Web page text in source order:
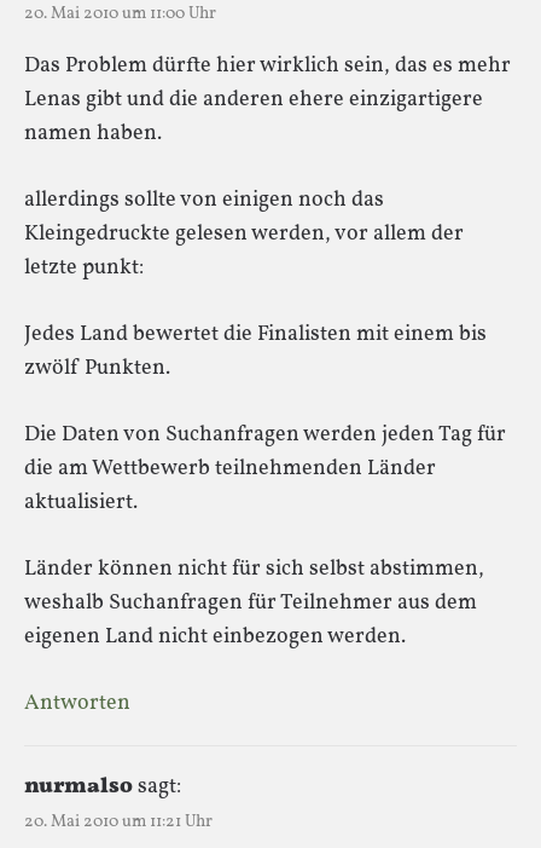
20. Mai 2010 um 11:00 Uhr
Das Problem dürfte hier wirklich sein, das es mehr
Lenas gibt und die anderen ehere einzigartigere
namen haben.
allerdings sollte von einigen noch das
Kleingedruckte gelesen werden, vor allem der
letzte punkt:
Jedes Land bewertet die Finalisten mit einem bis
zwölf Punkten.
Die Daten von Suchanfragen werden jeden Tag für
die am Wettbewerb teilnehmenden Länder
aktualisiert.
Länder können nicht für sich selbst abstimmen,
weshalb Suchanfragen für Teilnehmer aus dem
eigenen Land nicht einbezogen werden.
Antworten
nurmalsosagt:
20. Mai 2010 um 11:21 Uhr